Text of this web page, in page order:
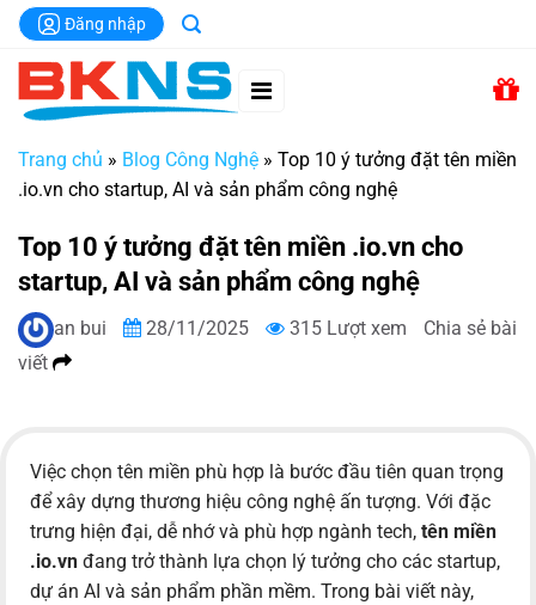
Chuyển
đến
dung
Đăng nhập
Trang chủ » Blog Công Nghệ » Top 10 ý tưởng đặt tên miền
.io.vn cho startup, AI và sản phẩm công nghệ
Top 10 ý tưởng đặt tên miền .io.vn cho
startup, AI và sản phẩm công nghệ
an bui 28/11/2025 315 Lượt xem
Chia sẻ bài
viết
Việc chọn tên miền phù hợp là bước đầu tiên quan trọng
để xây dựng thương hiệu công nghệ ấn tượng. Với đặc
trưng hiện đại, dễ nhớ và phù hợp ngành tech, tên miền
.io.vn đang trở thành lựa chọn lý tưởng cho các startup,
dự án AI và sản phẩm phần mềm. Trong bài viết này,